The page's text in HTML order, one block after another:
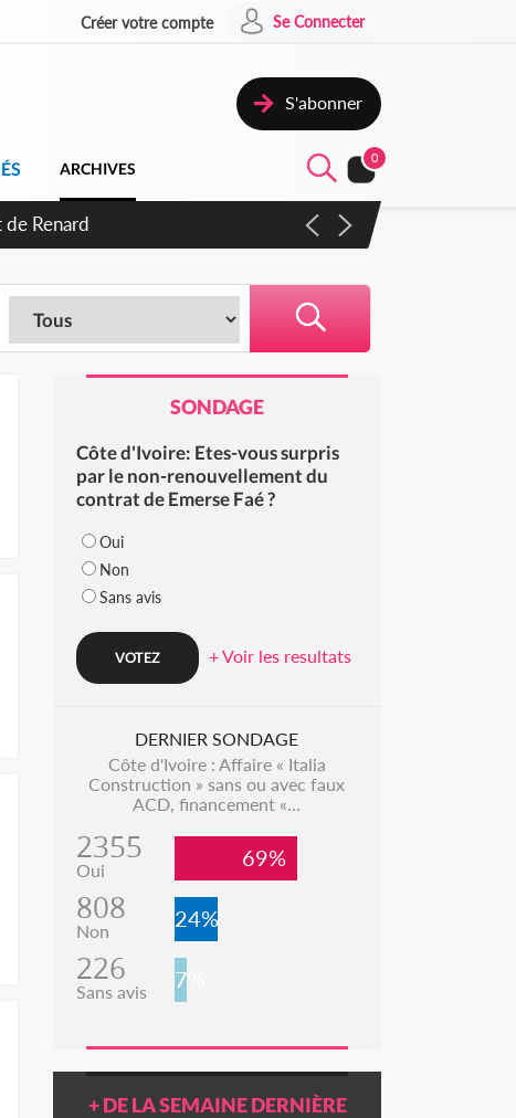
Créer votre compte Se Connecter
S'abonner
ARCHIVES
0
d'exactions des civils
SONDAGE
Côte d'Ivoire: Etes-vous surpris
par le non-renouvellement du
contrat de Emerse Faé ?
Oui
Non
Sans avis
+ Voir les resultats
DERNIER SONDAGE
Côte d'Ivoire : Affaire « Italia
Construction » sans ou avec faux
ACD, financement «...
2355
Oui 69%
808
Non 24%
226
Sans avis 7%
+ DE LA SEMAINE DERNIÈRE